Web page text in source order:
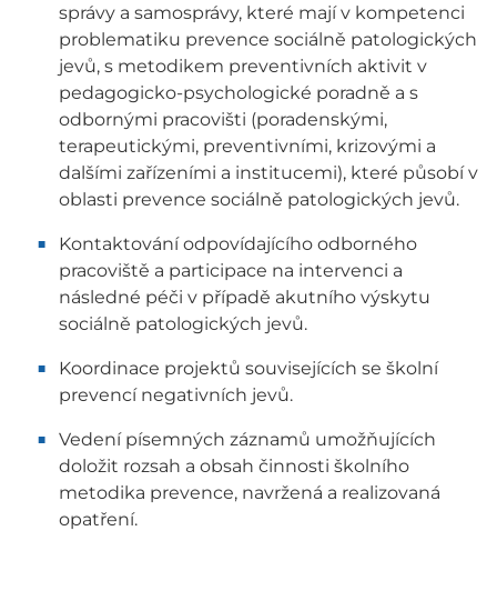
správy a samosprávy, které mají v kompetenci
problematiku prevence sociálně patologických
jevů, s metodikem preventivních aktivit v
pedagogicko-psychologické poradně a s
odbornými pracovišti (poradenskými,
terapeutickými, preventivními, krizovými a
dalšími zařízeními a institucemi), které působí v
oblasti prevence sociálně patologických jevů.
Kontaktování odpovídajícího odborného
pracoviště a participace na intervenci a
následné péči v případě akutního výskytu
sociálně patologických jevů.
Koordinace projektů souvisejících se školní
prevencí negativních jevů.
Vedení písemných záznamů umožňujících
doložit rozsah a obsah činnosti školního
metodika prevence, navržená a realizovaná
opatření.